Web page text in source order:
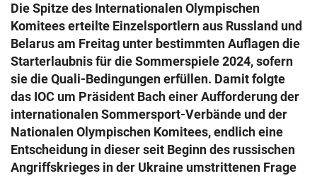
Die Spitze des Internationalen Olympischen
Komitees erteilte Einzelsportlern aus Russland und
Belarus am Freitag unter bestimmten Auflagen die
Starterlaubnis für die Sommerspiele 2024, sofern
sie die Quali-Bedingungen erfüllen. Damit folgte
das IOC um Präsident Bach einer Aufforderung der
internationalen Sommersport-Verbände und der
Nationalen Olympischen Komitees, endlich eine
Entscheidung in dieser seit Beginn des russischen
Angriffskrieges in der Ukraine umstrittenen Frage